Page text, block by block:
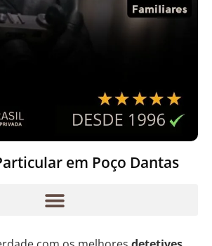
em Poço Dantas